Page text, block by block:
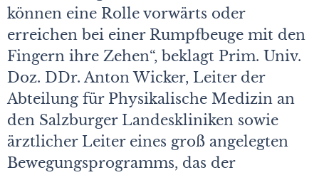
können eine Rolle vorwärts oder
erreichen bei einer Rumpfbeuge mit den
Fingern ihre Zehen“, beklagt Prim. Univ.
Doz. DDr. Anton Wicker, Leiter der
Abteilung für Physikalische Medizin an
den Salzburger Landeskliniken sowie
ärztlicher Leiter eines groß angelegten
Bewegungsprogramms, das der